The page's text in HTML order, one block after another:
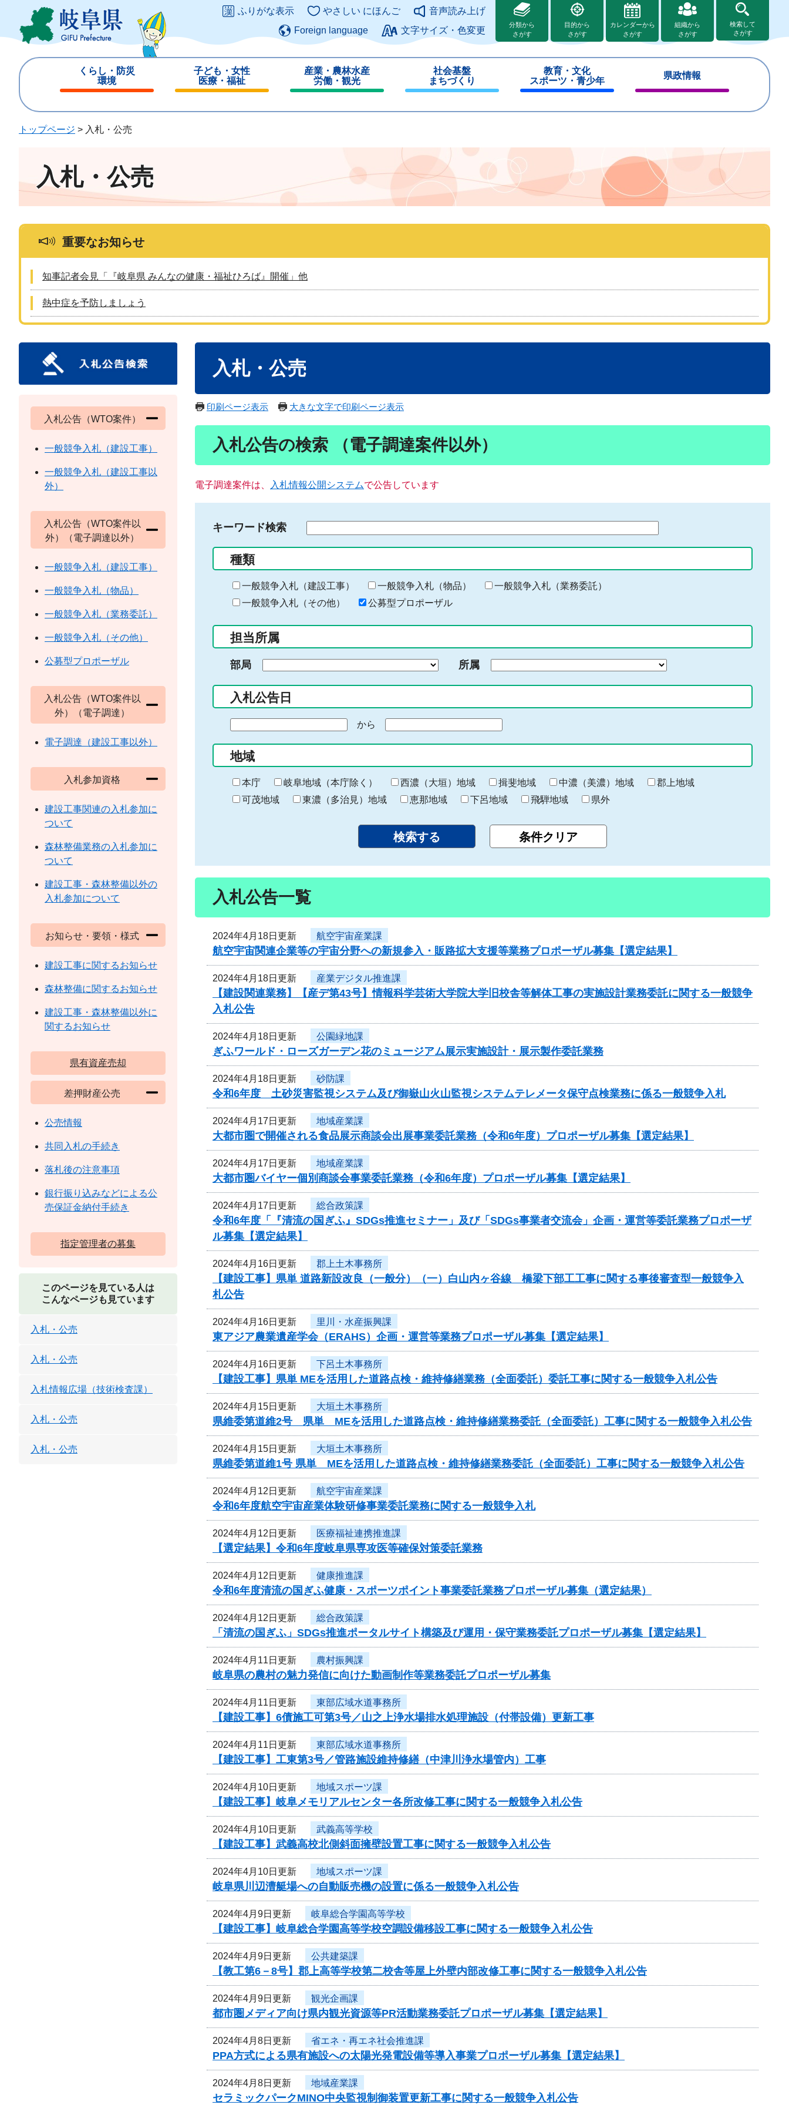
ジ
ュ
このページの本文へ
ふりがな表示 やさしい にほんご
音声読み上げ
Foreign language
文字サイズ・色変更
分類から
さがす
目的から
さがす
カレンダーから
さがす
組織から
さがす
検索して
さがす
くらし・防災
環境
じ
子ども・女性
医療・福祉
じ
産業・農林水産
労働・観光
じ
社会基盤
まちづくり
じ
教育・文化
スポーツ・青少年
じ
県政情報
じ
トップページ > 入札・公売
入札・公売
重要なお知らせ
知事記者会見「『岐阜県 みんなの健康・福祉ひろば』開催」他
熱中症を予防しましょう
入札・公売
印刷ページ表示 大きな文字で印刷ページ表示
入札公告の検索 （電子調達案件以外）
電子調達案件は、 入札情報公開システムで公告しています
キーワード検索
る
キ
ー
ー
入
力
種類
一般競争入札（建設工事） 一般競争入札（物品）
一般競争入札（業務委託）
一般競争入札（その他）
公募型プロポーザル
担当所属
部局 所属
入札公告日
の
始
ま
り
から
終
わ
り
地域
本庁 岐阜地域（本庁除く） 西濃（大垣）地域 揖斐地域 中濃（美濃）地域
郡上地域
可茂地域
東濃（多治見）地域 恵那地域 下呂地域 飛騨地域 県外
入札公告一覧
2024年4月18日更新 航空宇宙産業課
航空宇宙関連企業等の宇宙分野への新規参入・販路拡大支援等業務プロポーザル募集【選定結果】
2024年4月18日更新 産業デジタル推進課
【建設関連業務】【産デ第43号】情報科学芸術大学院大学旧校舎等解体工事の実施設計業務委託に関する一般競争
入札公告
2024年4月18日更新 公園緑地課
ぎふワールド・ローズガーデン花のミュージアム展示実施設計・展示製作委託業務
2024年4月18日更新 砂防課
令和6年度 土砂災害監視システム及び御嶽山火山監視システムテレメータ保守点検業務に係る一般競争入札
2024年4月17日更新 地域産業課
大都市圏で開催される食品展示商談会出展事業委託業務（令和6年度）プロポーザル募集【選定結果】
2024年4月17日更新 地域産業課
大都市圏バイヤー個別商談会事業委託業務（令和6年度）プロポーザル募集【選定結果】
2024年4月17日更新 総合政策課
令和6年度「『清流の国ぎふ』SDGs推進セミナー」及び「SDGs事業者交流会」企画・運営等委託業務プロポーザ
ル募集【選定結果】
2024年4月16日更新 郡上土木事務所
【建設工事】県単 道路新設改良（一般分）（一）白山内ヶ谷線 橋梁下部工工事に関する事後審査型一般競争入
札公告
2024年4月16日更新 里川・水産振興課
東アジア農業遺産学会（ERAHS）企画・運営等業務プロポーザル募集【選定結果】
2024年4月16日更新 下呂土木事務所
【建設工事】県単 MEを活用した道路点検・維持修繕業務（全面委託）委託工事に関する一般競争入札公告
2024年4月15日更新 大垣土木事務所
県維委第道維2号 県単 MEを活用した道路点検・維持修繕業務委託（全面委託）工事に関する一般競争入札公告
2024年4月15日更新 大垣土木事務所
県維委第道維1号 県単 MEを活用した道路点検・維持修繕業務委託（全面委託）工事に関する一般競争入札公告
2024年4月12日更新 航空宇宙産業課
令和6年度航空宇宙産業体験研修事業委託業務に関する一般競争入札
2024年4月12日更新 医療福祉連携推進課
【選定結果】令和6年度岐阜県専攻医等確保対策委託業務
2024年4月12日更新 健康推進課
令和6年度清流の国ぎふ健康・スポーツポイント事業委託業務プロポーザル募集（選定結果）
2024年4月12日更新 総合政策課
「清流の国ぎふ」SDGs推進ポータルサイト構築及び運用・保守業務委託プロポーザル募集【選定結果】
2024年4月11日更新 農村振興課
岐阜県の農村の魅力発信に向けた動画制作等業務委託プロポーザル募集
2024年4月11日更新 東部広域水道事務所
【建設工事】6債施工可第3号／山之上浄水場排水処理施設（付帯設備）更新工事
2024年4月11日更新 東部広域水道事務所
【建設工事】工東第3号／管路施設維持修繕（中津川浄水場管内）工事
2024年4月10日更新 地域スポーツ課
【建設工事】岐阜メモリアルセンター各所改修工事に関する一般競争入札公告
2024年4月10日更新 武義高等学校
【建設工事】武義高校北側斜面擁壁設置工事に関する一般競争入札公告
2024年4月10日更新 地域スポーツ課
岐阜県川辺漕艇場への自動販売機の設置に係る一般競争入札公告
2024年4月9日更新 岐阜総合学園高等学校
【建設工事】岐阜総合学園高等学校空調設備移設工事に関する一般競争入札公告
2024年4月9日更新 公共建築課
【教工第6－8号】郡上高等学校第二校舎等屋上外壁内部改修工事に関する一般競争入札公告
2024年4月9日更新 観光企画課
都市圏メディア向け県内観光資源等PR活動業務委託プロポーザル募集【選定結果】
2024年4月8日更新 省エネ・再エネ社会推進課
PPA方式による県有施設への太陽光発電設備等導入事業プロポーザル募集【選定結果】
2024年4月8日更新 地域産業課
セラミックパークMINO中央監視制御装置更新工事に関する一般競争入札公告
入札公告（WTO案件）
一般競争入札（建設工事）
一般競争入札（建設工事以
外）
入札公告（WTO案件以
外）（電子調達以外）
一般競争入札（建設工事）
一般競争入札（物品）
一般競争入札（業務委託）
一般競争入札（その他）
公募型プロポーザル
入札公告（WTO案件以
外）（電子調達）
電子調達（建設工事以外）
入札参加資格
建設工事関連の入札参加に
ついて
森林整備業務の入札参加に
ついて
建設工事・森林整備以外の
入札参加について
お知らせ・要領・様式
建設工事に関するお知らせ
森林整備に関するお知らせ
建設工事・森林整備以外に
関するお知らせ
県有資産売却
差押財産公売
公売情報
共同入札の手続き
落札後の注意事項
銀行振り込みなどによる公
売保証金納付手続き
指定管理者の募集
このページを見ている人は
こんなページも見ています
入札・公売
入札・公売
入札情報広場（技術検査課）
入札・公売
入札・公売